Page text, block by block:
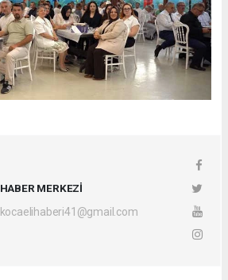
HABER MERKEZİ
kocaelihaberi41@gmail.com